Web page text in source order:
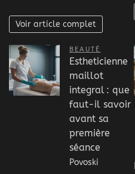
Voir article complet
BEAUTÉ
Estheticienne
maillot
integral : que
faut-il savoir
avant sa
première
séance
Povoski